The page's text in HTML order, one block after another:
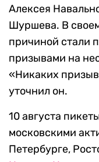
Алексея
Шуршева. В
причиной стали
призывами на
«Никаких
уточнил он.
10 августа
московскими
Петербурге,